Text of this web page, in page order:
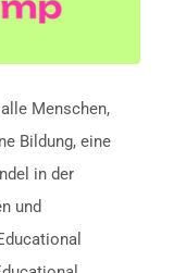
Menschen,
Bildung, eine
in der
und